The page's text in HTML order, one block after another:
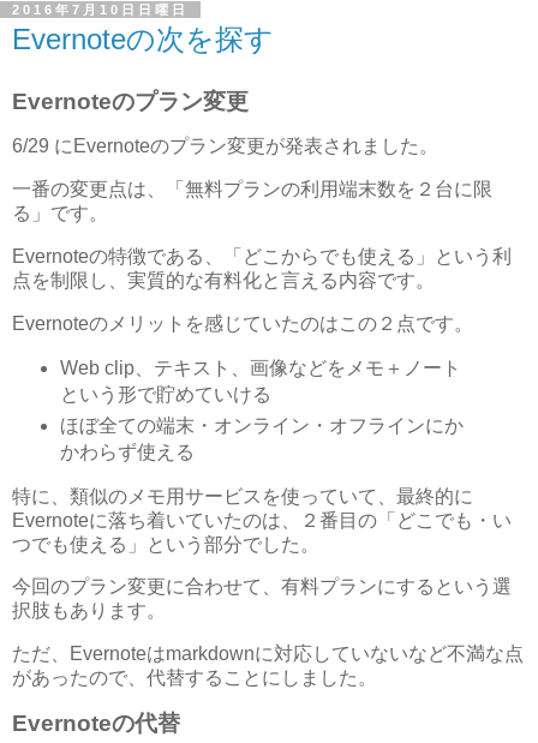
2016年7月10日日曜日
Evernoteの次を探す
Evernoteのプラン変更
6/29 にEvernoteのプラン変更が発表されました。
一番の変更点は、「無料プランの利用端末数を２台に限
る」です。
Evernoteの特徴である、「どこからでも使える」という利
点を制限し、実質的な有料化と言える内容です。
Evernoteのメリットを感じていたのはこの２点です。
Web clip、テキスト、画像などをメモ＋ノート
という形で貯めていける
ほぼ全ての端末・オンライン・オフラインにか
かわらず使える
特に、類似のメモ用サービスを使っていて、最終的に
Evernoteに落ち着いていたのは、２番目の「どこでも・い
つでも使える」という部分でした。
今回のプラン変更に合わせて、有料プランにするという選
択肢もあります。
ただ、Evernoteはmarkdownに対応していないなど不満な点
があったので、代替することにしました。
Evernoteの代替